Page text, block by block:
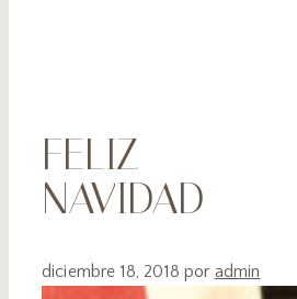
FELIZ
NAVIDAD
diciembre 18, 2018 por admin